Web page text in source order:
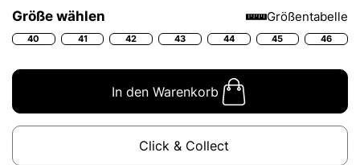
Größe wählen Größentabelle
40 41 42 43 44 45 46
In den Warenkorb
Click & Collect